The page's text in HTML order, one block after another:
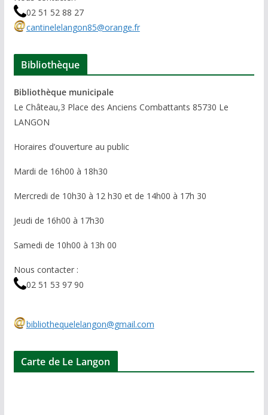
02 51 52 88 27
cantinelelangon85@orange.fr
Bibliothèque
Bibliothèque municipale
Le Château,3 Place des Anciens Combattants 85730 Le
LANGON
Horaires d’ouverture au public
Mardi de 16h00 à 18h30
Mercredi de 10h30 à 12 h30 et de 14h00 à 17h 30
Jeudi de 16h00 à 17h30
Samedi de 10h00 à 13h 00
Nous contacter :
02 51 53 97 90
bibliothequelelangon@gmail.com
Carte de Le Langon